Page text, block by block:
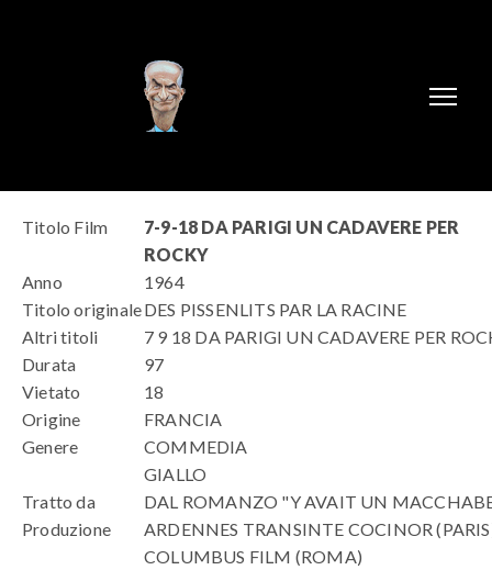
Titolo Film
7-9-18 DA PARIGI UN CADAVERE PER
ROCKY
Anno
1964
Titolo originaleDES PISSENLITS PAR LA RACINE
Altri titoli
7 9 18 DA PARIGI UN CADAVERE PER
Durata
97
Vietato
18
Origine
FRANCIA
Genere
COMMEDIA
GIALLO
Tratto da
DAL ROMANZO "Y AVAIT UN
Produzione
ARDENNES TRANSINTE COCINOR
COLUMBUS FILM (ROMA)